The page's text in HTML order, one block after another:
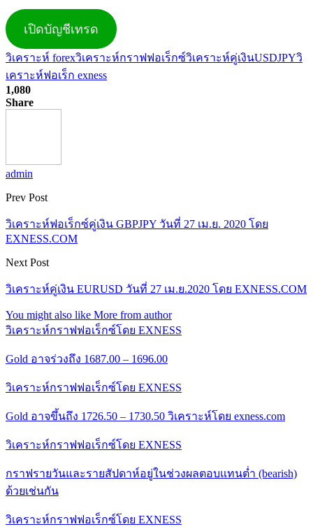
เปิดบัญชีเทรด
วิเคราะห์ forexวิเคราะห์กราฟฟอเร็กซ์วิเคราะห์คู่เงินUSDJPYวิ
เคราะห์ฟอเร็ก exness
1,080
Share
admin
Prev Post
วิเคราะห์ฟอเร็กซ์คู่เงิน GBPJPY วันที่ 27 เม.ย. 2020 โดย
EXNESS.COM
Next Post
วิเคราะห์คู่เงิน EURUSD วันที่ 27 เม.ย.2020 โดย EXNESS.COM
You might also like More from author
วิเคราะห์กราฟฟอเร็กซ์โดย EXNESS
Gold อาจร่วงถึง 1687.00 – 1696.00
วิเคราะห์กราฟฟอเร็กซ์โดย EXNESS
Gold อาจขึ้นถึง 1726.50 – 1730.50 วิเคราะห์โดย exness.com
วิเคราะห์กราฟฟอเร็กซ์โดย EXNESS
กราฟรายวันและรายสัปดาห์อยู่ในช่วงผลตอบแทนต่ำ (bearish)
ด้วยเช่นกัน
วิเคราะห์กราฟฟอเร็กซ์โดย EXNESS